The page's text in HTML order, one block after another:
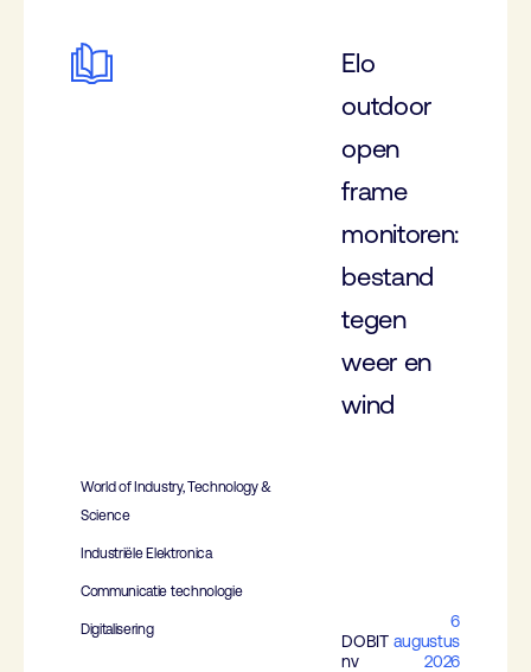
Elo
outdoor
open
frame
monitoren:
bestand
tegen
weer en
wind
World of Industry, Technology &
Science
Industriële Elektronica
Communicatie technologie
Digitalisering
DOBIT
nv
6
augustus
2026